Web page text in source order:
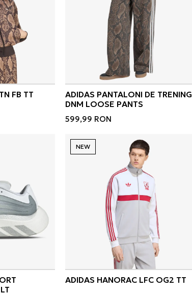
FB TT
ADIDAS PANTALONI DE TRENING
DNM LOOSE PANTS
599,99 RON
NEW
ADIDAS HANORAC LFC OG2 TT